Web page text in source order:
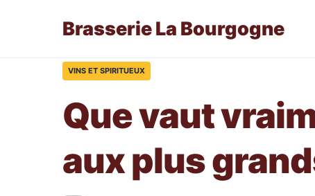
Brasserie La Bourgogne
VINS ET SPIRITUEUX
Que vaut
aux plus